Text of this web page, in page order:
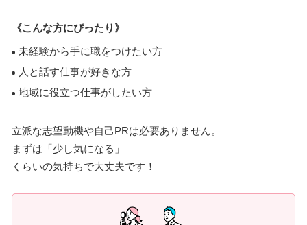
《こんな方にぴったり》
未経験から手に職をつけたい方
人と話す仕事が好きな方
地域に役立つ仕事がしたい方
立派な志望動機や自己PRは必要ありません。
まずは「少し気になる」
くらいの気持ちで大丈夫です！